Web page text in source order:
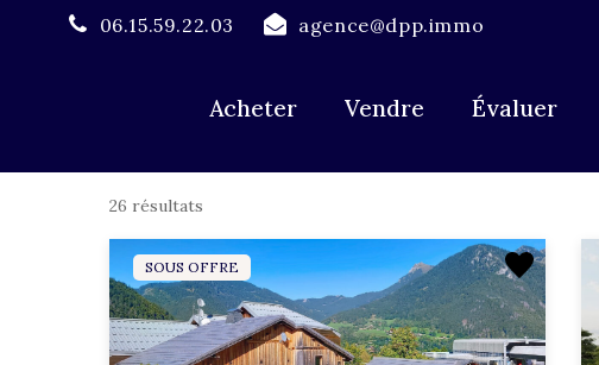
06.15.59.22.03 agence@dpp.immo
Acheter Vendre Évaluer
26 résultats
SOUS OFFRE